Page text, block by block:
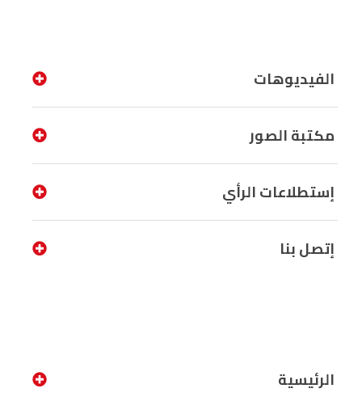
الفيديوهات
مكتبة الصور
إستطلاعات الرأي
إتصل بنا
الرئيسية